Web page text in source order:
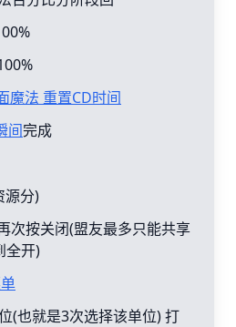
魔法 重置CD时间
间完成
源分)
次按关闭(盟友最多只能共享
全开)
(也就是3次选择该单位) 打